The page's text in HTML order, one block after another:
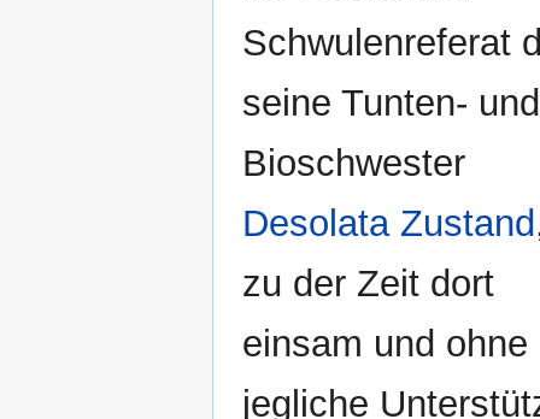
Schwulenreferat
seine Tunten- und
Bioschwester
Desolata Zustand
zu der Zeit dort
einsam und ohne
jegliche